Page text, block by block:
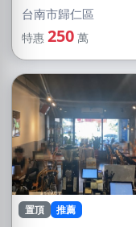
台南市歸仁區
特惠 250 萬
置頂 推薦